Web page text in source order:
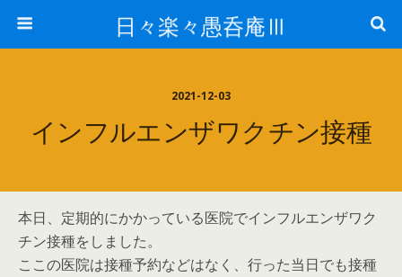
日々楽々愚呑庵Ⅲ
2021-12-03
インフルエンザワクチン接種
本日、定期的にかかっている医院でインフルエンザワク
チン接種をしました。
ここの医院は接種予約などはなく、行った当日でも接種